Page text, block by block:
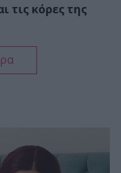
τις κόρες της